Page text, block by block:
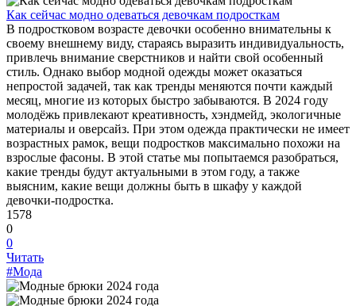
Как сейчас модно одеваться девочкам подросткам
В подростковом возрасте девочки особенно внимательны к
своему внешнему виду, стараясь выразить индивидуальность,
привлечь внимание сверстников и найти свой особенный
стиль. Однако выбор модной одежды может оказаться
непростой задачей, так как тренды меняются почти каждый
месяц, многие из которых быстро забываются. В 2024 году
молодёжь привлекают креативность, хэндмейд, экологичные
материалы и оверсайз. При этом одежда практически не имеет
возрастных рамок, вещи подростков максимально похожи на
взрослые фасоны. В этой статье мы попытаемся разобраться,
какие тренды будут актуальными в этом году, а также
выясним, какие вещи должны быть в шкафу у каждой
девочки-подростка.
1578
0
0
Читать
#Мода